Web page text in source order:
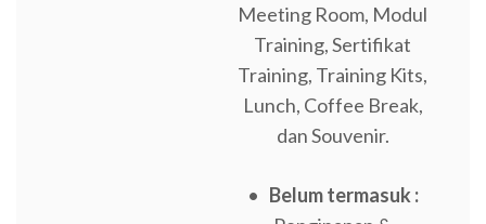
Meeting Room, Modul
Training, Sertifikat
Training, Training Kits,
Lunch, Coffee Break,
dan Souvenir.
• Belum termasuk :